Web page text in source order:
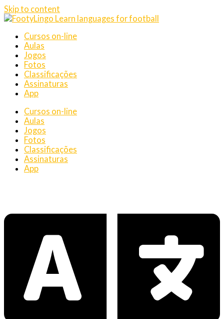
Skip to content
Cursos on-line
Aulas
Jogos
Fotos
Classificações
Assinaturas
App
Cursos on-line
Aulas
Jogos
Fotos
Classificações
Assinaturas
App